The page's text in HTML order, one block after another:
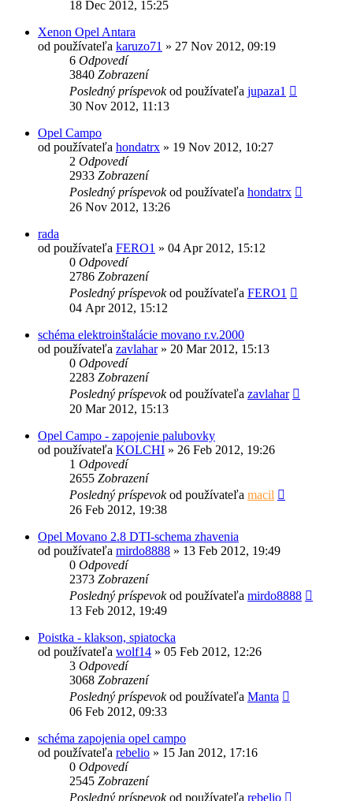
18 Dec 2012, 15:25
Xenon Opel Antara
od používateľa karuzo71 » 27 Nov 2012, 09:19
6 Odpovedí
3840 Zobrazení
Posledný príspevokod používateľa jupaza1
30 Nov 2012, 11:13
Opel Campo
od používateľa hondatrx » 19 Nov 2012, 10:27
2 Odpovedí
2933 Zobrazení
Posledný príspevokod používateľa hondatrx
26 Nov 2012, 13:26
rada
od používateľa FERO1 » 04 Apr 2012, 15:12
0 Odpovedí
2786 Zobrazení
Posledný príspevokod používateľa FERO1
04 Apr 2012, 15:12
schéma elektroinštalácie movano r.v.2000
od používateľa zavlahar» 20 Mar 2012, 15:13
0 Odpovedí
2283 Zobrazení
Posledný príspevokod používateľa zavlahar
20 Mar 2012, 15:13
Opel Campo - zapojenie palubovky
od používateľa KOLCHI » 26 Feb 2012, 19:26
1 Odpovedí
2655 Zobrazení
Posledný príspevokod používateľa macil
26 Feb 2012, 19:38
Opel Movano 2.8 DTI-schema zhavenia
od používateľa mirdo8888 » 13 Feb 2012, 19:49
0 Odpovedí
2373 Zobrazení
Posledný príspevokod používateľa mirdo8888
13 Feb 2012, 19:49
Poistka - klakson, spiatocka
od používateľa wolf14 » 05 Feb 2012, 12:26
3 Odpovedí
3068 Zobrazení
Posledný príspevokod používateľa Manta
06 Feb 2012, 09:33
schéma zapojenia opel campo
od používateľa rebelio » 15 Jan 2012, 17:16
0 Odpovedí
2545 Zobrazení
Posledný príspevokod používateľa rebelio